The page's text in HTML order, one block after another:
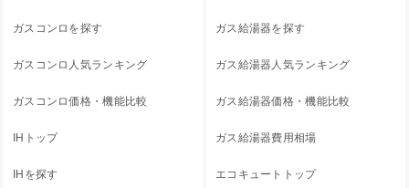
ガスコンロを探す
ガスコンロ人気ランキング
ガスコンロ価格・機能比較
IHトップ
IHを探す
ガス給湯器を探す
ガス給湯器人気ランキング
ガス給湯器価格・機能比較
ガス給湯器費用相場
エコキュートトップ